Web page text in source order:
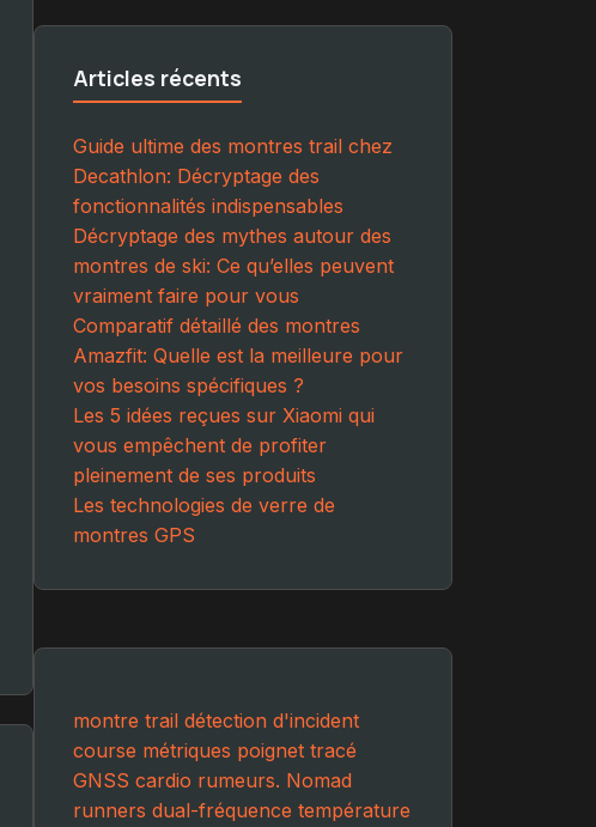
Articles récents
Guide ultime des montres trail chez
Decathlon: Décryptage des
fonctionnalités indispensables
Décryptage des mythes autour des
montres de ski: Ce qu’elles peuvent
vraiment faire pour vous
Comparatif détaillé des montres
Amazfit: Quelle est la meilleure pour
vos besoins spécifiques ?
Les 5 idées reçues sur Xiaomi qui
vous empêchent de profiter
pleinement de ses produits
Les technologies de verre de
montres GPS
montre trail détection d'incident
course métriques poignet tracé
GNSS cardio rumeurs. Nomad
runners dual-fréquence température